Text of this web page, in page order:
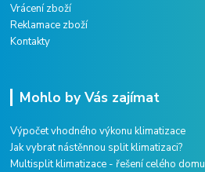
Vrácení zboží
Reklamace zboží
Kontakty
Mohlo by Vás zajímat
Výpočet vhodného výkonu klimatizace
Jak vybrat nástěnnou split klimatizaci?
Multisplit klimatizace - řešení celého domu